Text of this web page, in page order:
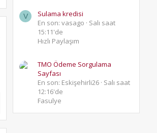
V
Sulama kredisi
En son: vasago
Salı saat
15:11'de
Hızlı Paylaşım
TMO Ödeme Sorgulama
Sayfası
En son: Eskişehirli26 Salı saat
12:16'de
Fasulye